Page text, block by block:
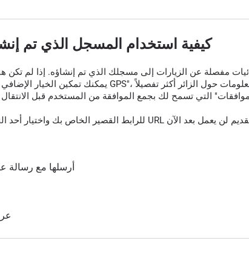
كيفية استخدام المسجل الذي تم
التي تسمح لك بجمع الموافقة من المستخدم قبل
أرسلها مع رسالة